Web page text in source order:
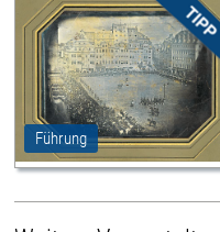
Führung